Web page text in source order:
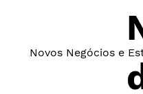
Novos Negócios e